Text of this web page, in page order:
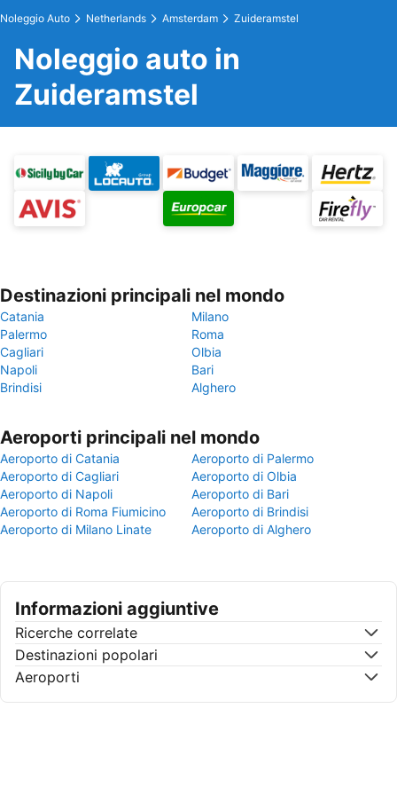
Noleggio Auto Netherlands Amsterdam Zuideramstel
Noleggio auto in
Zuideramstel
Destinazioni principali nel mondo
Catania
Milano
Palermo
Roma
Cagliari
Olbia
Napoli
Bari
Brindisi
Alghero
Aeroporti principali nel mondo
Aeroporto di Catania
Aeroporto di Palermo
Aeroporto di Cagliari
Aeroporto di Olbia
Aeroporto di Napoli
Aeroporto di Bari
Aeroporto di Roma Fiumicino
Aeroporto di Brindisi
Aeroporto di Milano Linate
Aeroporto di Alghero
Informazioni aggiuntive
Ricerche correlate
Destinazioni popolari
Aeroporti